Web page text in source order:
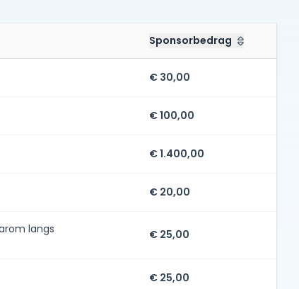
Sponsorbedrag
€ 30,00
€ 100,00
€ 1.400,00
€ 20,00
langs
€ 25,00
€ 25,00